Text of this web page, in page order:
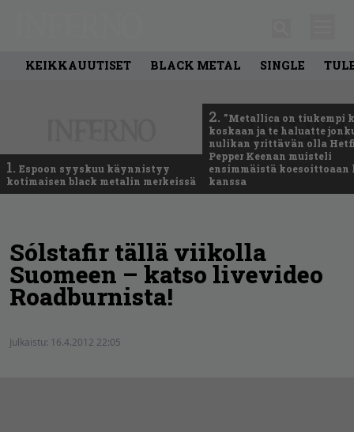
KEIKKAUUTISET BLACK METAL SINGLE
1. Espoon syyskuu käynnistyy
kotimaisen black metalin merkeissä
2. ”Metallica on tiukempi
koskaan ja te haluatte
nulikan yrittävän olla
Pepper Keenan muisteli
ensimmäistä
kanssa
Sólstafir tällä viikolla
Suomeen – katso livevideo
Roadburnista!
Julkaistu: 16.4.2012 22:05